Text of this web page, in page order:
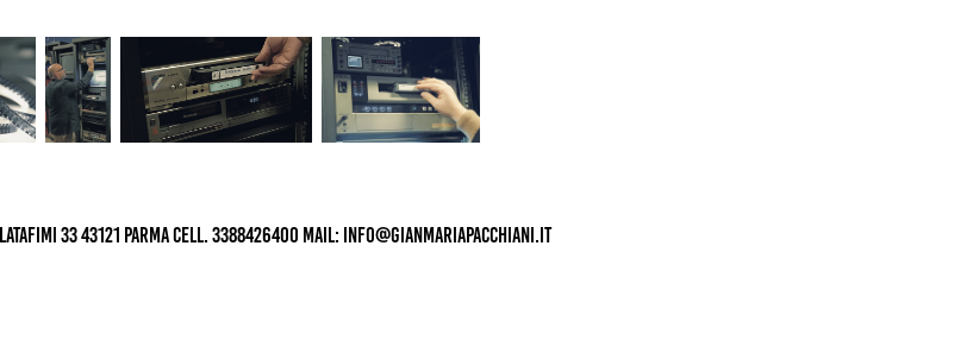
33 43121 Parma cell. 3388426400 Mail: info@gianmariapacchiani.it